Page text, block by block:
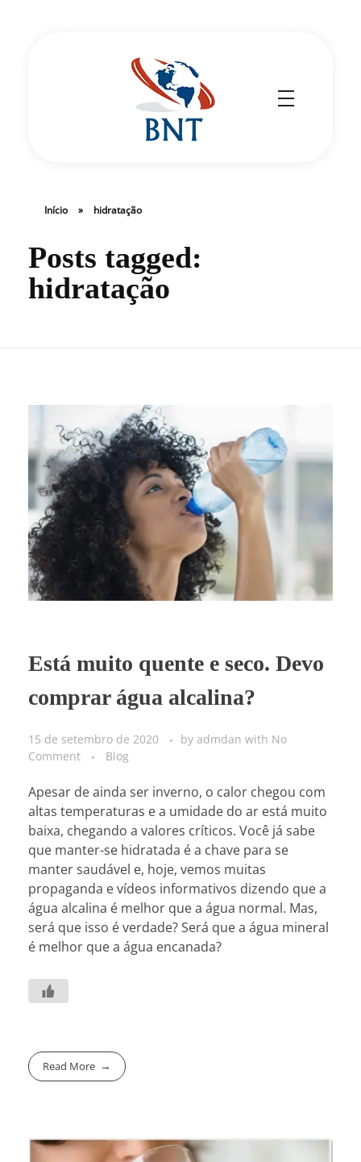
Início » hidratação
Posts tagged:
hidratação
Está muito quente e seco. Devo
comprar água alcalina?
15 de setembro de 2020 by admdan with No
Comment
Blog
Apesar de ainda ser inverno, o calor chegou com
altas temperaturas e a umidade do ar está muito
baixa, chegando a valores críticos. Você já sabe
que manter-se hidratada é a chave para se
manter saudável e, hoje, vemos muitas
propaganda e vídeos informativos dizendo que a
água alcalina é melhor que a água normal. Mas,
será que isso é verdade? Será que a água mineral
é melhor que a água encanada?
Read More